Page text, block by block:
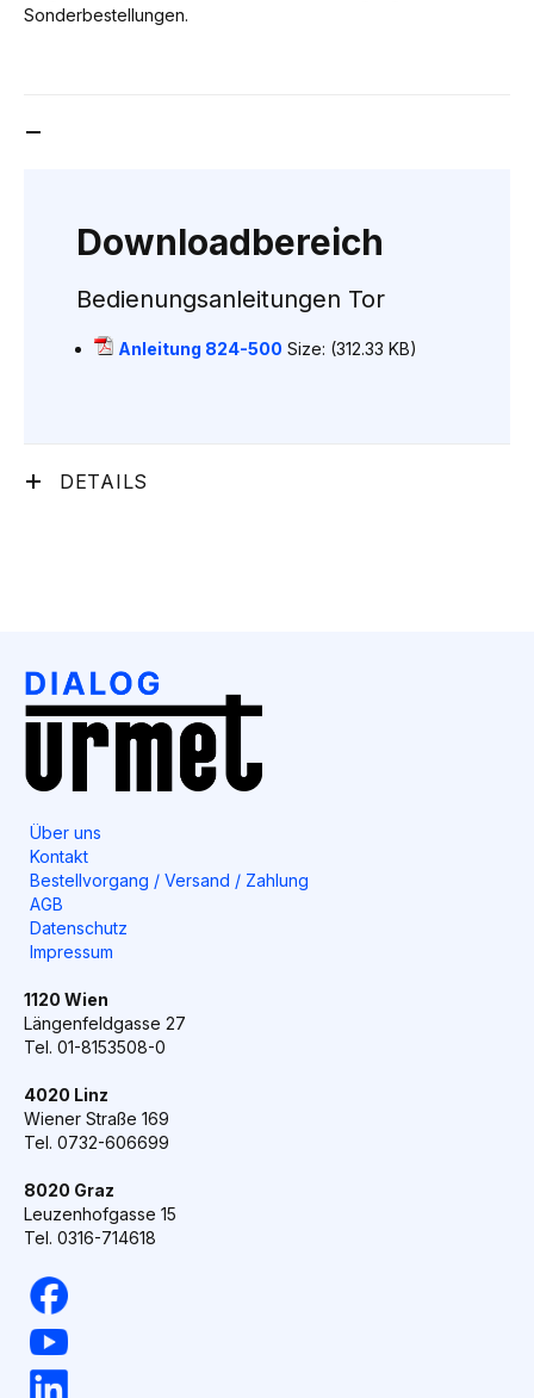
Sonderbestellungen.
Downloadbereich
Bedienungsanleitungen Tor
Anleitung 824-500 Size: (312.33 KB)
DETAILS
Über uns
Kontakt
Bestellvorgang / Versand / Zahlung
AGB
Datenschutz
Impressum
1120 Wien
Längenfeldgasse 27
Tel. 01-8153508-0
4020 Linz
Wiener Straße 169
Tel. 0732-606699
8020 Graz
Leuzenhofgasse 15
Tel. 0316-714618